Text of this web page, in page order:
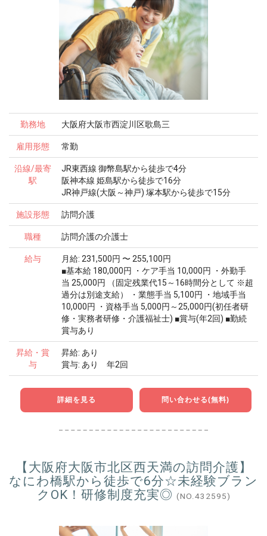
勤務地 大阪府大阪市西淀川区歌島三
雇用形態 常勤
沿線/最寄
駅
JR東西線 御幣島駅から徒歩で4分
阪神本線 姫島駅から徒歩で16分
JR神戸線(大阪～神戸) 塚本駅から徒歩で15分
施設形態 訪問介護
職種 訪問介護の介護士
給与
月給: 231,500円 〜 255,100円
■基本給 180,000円 ・ケア手当 10,000円 ・外勤手
当 25,000円 （固定残業代15～16時間分として ※超
過分は別途支給） ・業態手当 5,100円 ・地域手当
10,000円 ・資格手当 5,000円～25,000円(初任者研
修・実務者研修・介護福祉士) ■賞与(年2回) ■勤続
賞与あり
昇給・賞
与
昇給: あり
賞与: あり 年2回
詳細を見る 問い合わせる(無料)
【大阪府大阪市北区西天満の訪問介護】
なにわ橋駅から徒歩で6分☆未経験ブラン
クOK！研修制度充実◎ (NO.432595)